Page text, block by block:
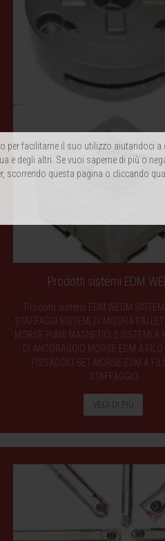
per facilitarne il suo utilizzo aiutandoci
e degli altri. Se vuoi saperne di più o
scorrendo questa pagina o cliccando
Prodotti sistemi EDM
Prodotti sistemi EDM WEDM
STAFFAGGI SISTEMI DI MISURA
MORSE PIANI MAGNETICI 2 SISTEMI A
DI ANCORAGGIO MORSE EDM A FILO
FISSAGGIO SET MORSE EDM A
STAFFAGGIO
VEDI DI PIÙ